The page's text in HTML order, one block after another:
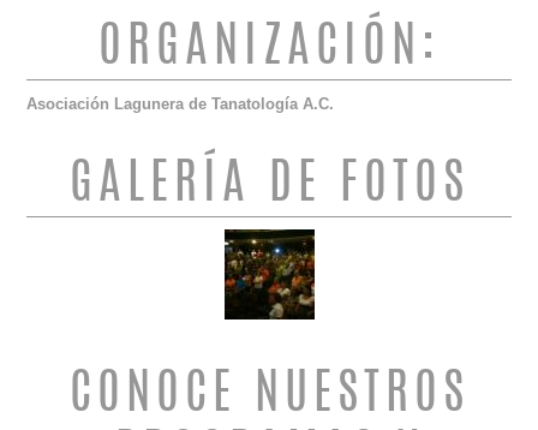
ORGANIZACIÓN:
Asociación Lagunera de Tanatología A.C.
GALERÍA DE FOTOS
CONOCE NUESTROS